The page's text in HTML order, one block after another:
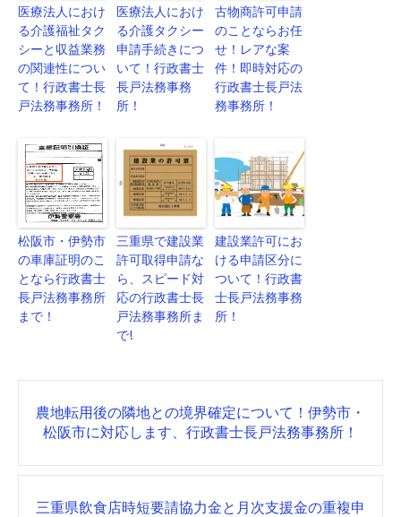
医療法人におけ
る介護福祉タク
シーと収益業務
の関連性につい
て！行政書士長
戸法務事務所！
医療法人におけ
る介護タクシー
申請手続きにつ
いて！行政書士
長戸法務事務
所！
古物商許可申請
のことならお任
せ！レアな案
件！即時対応の
行政書士長戸法
務事務所！
松阪市・伊勢市
の車庫証明のこ
となら行政書士
長戸法務事務所
まで！
三重県で建設業
許可取得申請な
ら、スピード対
応の行政書士長
戸法務事務所ま
で!
建設業許可にお
ける申請区分に
ついて！行政書
士長戸法務事務
所！
navigation
農地転用後の隣地との境界確定について！伊勢市・
松阪市に対応します、行政書士長戸法務事務所！
三重県飲食店時短要請協力金と月次支援金の重複申